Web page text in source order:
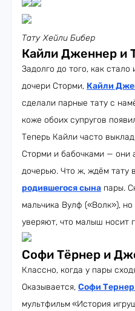
Тату Хейли Бибер
Кайли Дженнер и
Задолго до того, как
дочери Сторми, Кайли
сделали парные тату с
коже обоих супругов
Теперь Кайли часто
Сторми и бабочками — они
дочерью. Что ж, ждём тату
родившегося сына пары.
мальчика Вулф («Волк»),
уверяют, что малыш носит
Софи Тёрнер и
Классно, когда у пары
Оказывается, Софи
мультфильм«История